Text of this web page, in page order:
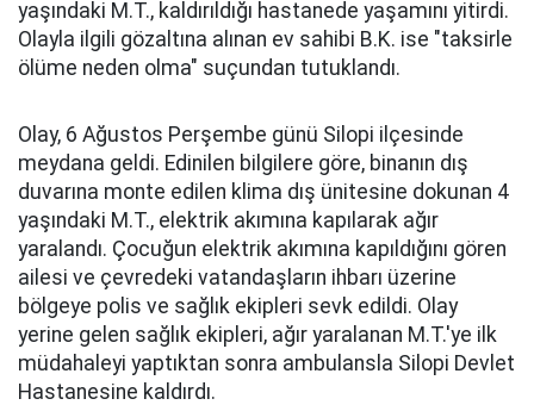
yaşındaki M.T., kaldırıldığı hastanede yaşamını yitirdi.
Olayla ilgili gözaltına alınan ev sahibi B.K. ise "taksirle
ölüme neden olma" suçundan tutuklandı.
Olay, 6 Ağustos Perşembe günü Silopi ilçesinde
meydana geldi. Edinilen bilgilere göre, binanın dış
duvarına monte edilen klima dış ünitesine dokunan 4
yaşındaki M.T., elektrik akımına kapılarak ağır
yaralandı. Çocuğun elektrik akımına kapıldığını gören
ailesi ve çevredeki vatandaşların ihbarı üzerine
bölgeye polis ve sağlık ekipleri sevk edildi. Olay
yerine gelen sağlık ekipleri, ağır yaralanan M.T.'ye ilk
müdahaleyi yaptıktan sonra ambulansla Silopi Devlet
Hastanesine kaldırdı.